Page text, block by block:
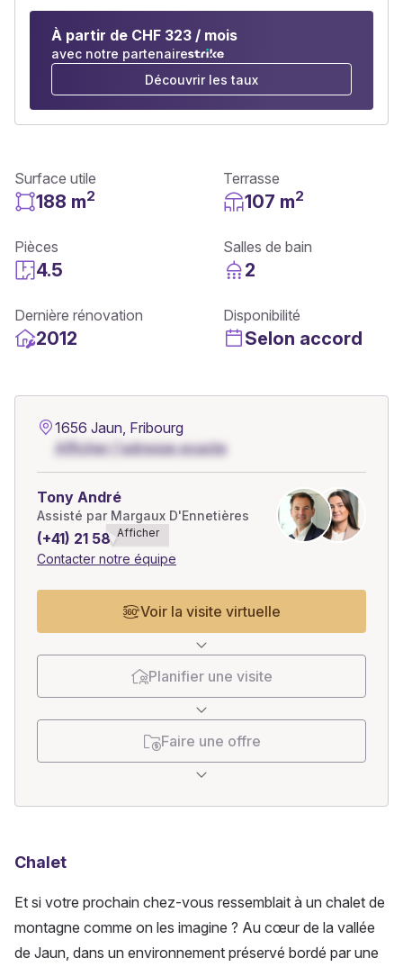
À partir de CHF 323 / mois
avec notre partenaire
Découvrir les taux
Surface utile
188 m2
Terrasse
107 m2
Pièces
4.5
Salles de bain
2
Dernière rénovation
2012
Disponibilité
Selon accord
1656 Jaun, Fribourg
Afficher l'adresse exacte
Tony André
Assisté par Margaux D'Ennetières
(+41) 21 588******
Afficher
Contacter notre équipe
Voir la visite virtuelle
Planifier une visite
Faire une offre
Chalet
Et si votre prochain chez-vous ressemblait à un chalet de
montagne comme on les imagine ? Au cœur de la vallée
de Jaun, dans un environnement préservé bordé par une